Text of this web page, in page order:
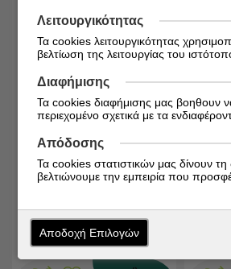
Διαθέσιμο από 1 έως 3
ημέρες
Κωδικός: 9062300140238
Hipp Κρέμα Δημητριακών
Με Γάλα & Μπισκότο, Από
4,82 €
Hipp
Λειτουργικότητας
Τα cookies λειτουργικότητας
βελτίωση της λειτουργίας του
Διαφήμισης
Τα cookies διαφήμισης μας βοηθουν
περιεχομένο σχετικά με τα
Απόδοσης
Τα cookies στατιστικών μας δίνουν
βελτιώνουμε την εμπειρία που
Αποδοχή Επιλογών